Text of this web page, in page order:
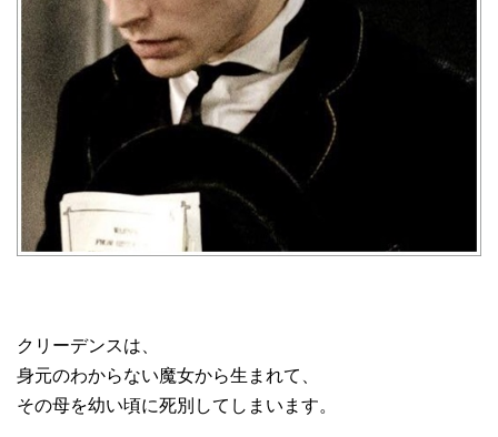
クリーデンスは、
身元のわからない魔女から生まれて、
その母を幼い頃に死別してしまいます。